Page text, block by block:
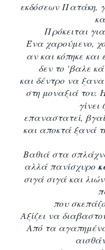
εκδόσεων Πατάκη,
Πρόκειται
Ένα χαρούμενο,
αν και κόπηκε και
δεν το ‘βαλε
και δέντρο να
στη μοναξιά του.
επαναστατεί,
και αποκτά ξανά
Βαθιά στα
αλλά πανίσχυρο
σιγά σιγά και
που
Αξίζει να
Από τα